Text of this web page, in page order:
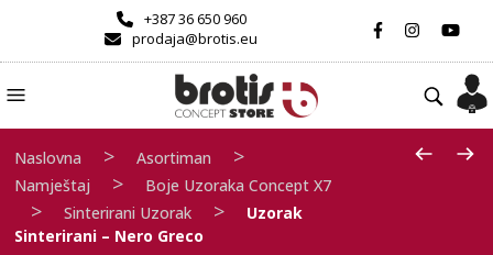
+387 36 650 960
prodaja@brotis.eu
Naslovna > Asortiman >
Namještaj > Boje Uzoraka Concept X7
> Sinterirani Uzorak >
Uzorak
Sinterirani – Nero Greco